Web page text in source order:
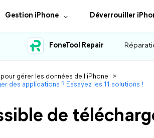
Gestion iPhone Déverrouiller
FoneTool Repair
gérer les données de l'iPhone
>
des applications ? Essayez les 11 solutions !
de